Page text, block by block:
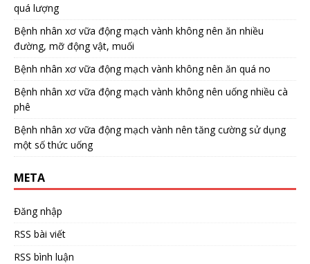
quá lượng
Bệnh nhân xơ vữa động mạch vành không nên ăn nhiều
đường, mỡ động vật, muối
Bệnh nhân xơ vữa động mạch vành không nên ăn quá no
Bệnh nhân xơ vữa động mạch vành không nên uống nhiều cà
phê
Bệnh nhân xơ vữa động mạch vành nên tăng cường sử dụng
một số thức uống
META
Đăng nhập
RSS bài viết
RSS bình luận